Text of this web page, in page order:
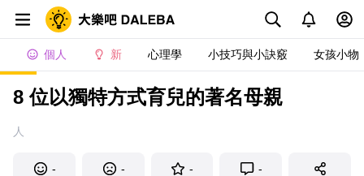
個人 新 心理學 小技巧與小訣竅 女孩小物
8 位以獨特方式育兒的著名母親
人
- - - -